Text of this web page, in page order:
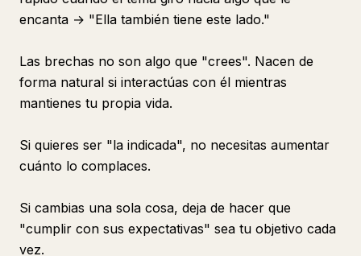
encanta → "Ella también tiene este lado."
Las brechas no son algo que "crees". Nacen de
forma natural si interactúas con él mientras
mantienes tu propia vida.
Si quieres ser "la indicada", no necesitas aumentar
cuánto lo complaces.
Si cambias una sola cosa, deja de hacer que
"cumplir con sus expectativas" sea tu objetivo cada
vez.